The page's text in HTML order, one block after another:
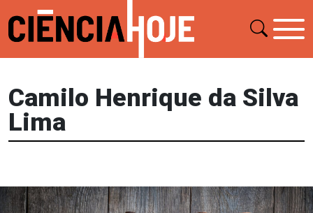
Camilo Henrique da Silva
Lima